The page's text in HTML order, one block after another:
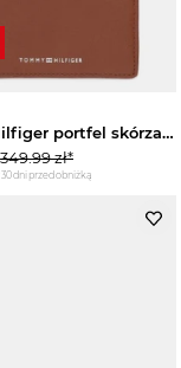
Tommy Hilfiger portfel skórzany brązowy
349.99zł*
dni przed obniżką